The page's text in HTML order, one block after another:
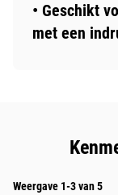
• Geschikt
met een
Weergave 1-3 van 5